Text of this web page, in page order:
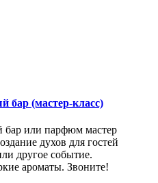
бар (мастер-класс)
или парфюм мастер
духов для гостей
другое событие.
ароматы. Звоните!